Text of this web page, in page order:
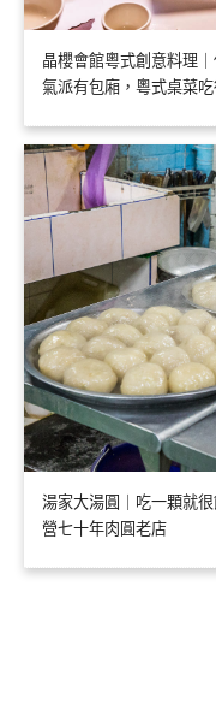
晶櫻會館粵式創意料理
氣派有包廂，粵式桌菜
湯家大湯圓｜吃一顆就
營七十年肉圓老店